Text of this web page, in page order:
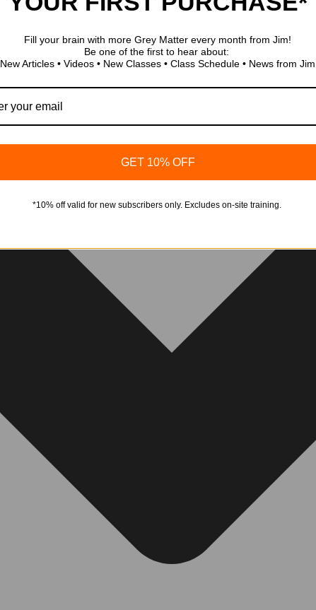
Fill your brain with more Grey Matter every month from Jim!
Be one of the first to hear about:
New Articles • Videos • New Classes • Class Schedule • News from Jim
GET 10% OFF
*10% off valid for new subscribers only. Excludes on-site training.